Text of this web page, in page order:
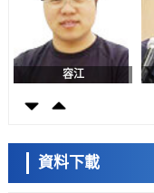
日本發布《令和8年版科
首年度政策方向
科學研究
東京大學發現可誘導細胞
科學研究
東京都健康長壽醫療中心
產總研無需石油利用松
科學研究
日本科學未來館 科學交
資料下載